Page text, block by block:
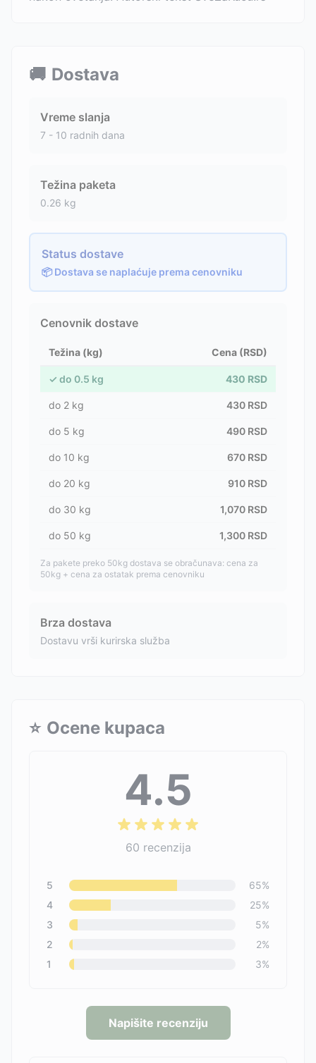
🚚 Dostava
Vreme slanja
7 - 10 radnih dana
Težina paketa
0.26 kg
Status dostave
📦 Dostava se naplaćuje prema cenovniku
Cenovnik dostave
Težina (kg) Cena (RSD)
✓ do 0.5 kg 430 RSD
do 2 kg 430 RSD
do 5 kg 490 RSD
do 10 kg 670 RSD
do 20 kg 910 RSD
do 30 kg 1,070 RSD
do 50 kg 1,300 RSD
Za pakete preko 50kg dostava se obračunava: cena za
50kg + cena za ostatak prema cenovniku
Brza dostava
Dostavu vrši kurirska služba
⭐ Ocene kupaca
4.5
60 recenzija
5 65%
4
25%
3
5%
2
2%
1
3%
Napišite recenziju